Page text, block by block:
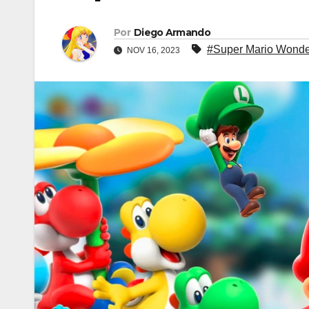
Por Diego Armando
NOV 16, 2023 #Super Mario